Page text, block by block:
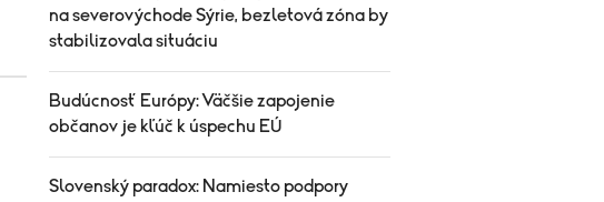
na severovýchode Sýrie, bezletová zóna by
stabilizovala situáciu
Budúcnosť Európy: Väčšie zapojenie
občanov je kľúč k úspechu EÚ
Slovenský paradox: Namiesto podpory